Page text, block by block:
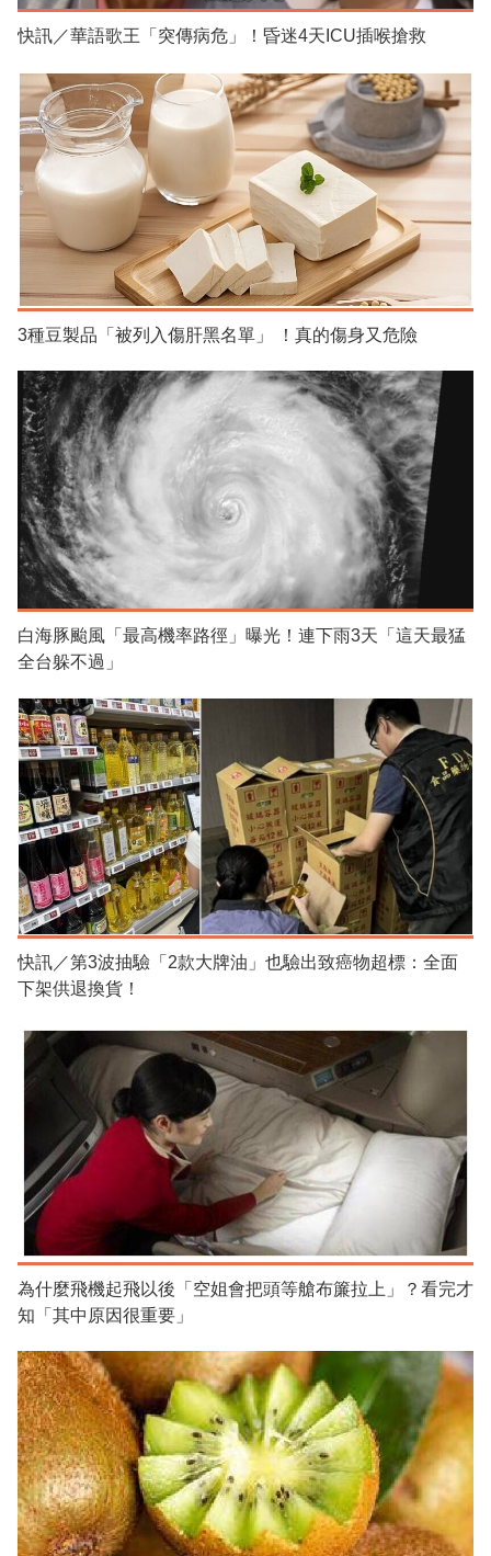
快訊／華語歌王「突傳病危」！昏迷4天ICU插喉搶救
3種豆製品「被列入傷肝黑名單」 ！真的傷身又危險
白海豚颱風「最高機率路徑」曝光！連下雨3天「這天最猛
全台躲不過」
快訊／第3波抽驗「2款大牌油」也驗出致癌物超標：全面
下架供退換貨！
為什麼飛機起飛以後「空姐會把頭等艙布簾拉上」？看完才
知「其中原因很重要」